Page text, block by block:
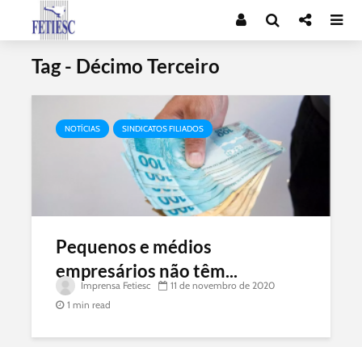
Tag - Décimo Terceiro
NOTÍCIAS SINDICATOS FILIADOS
Pequenos e médios
empresários não têm...
Imprensa Fetiesc
11 de novembro de 2020
1 min read